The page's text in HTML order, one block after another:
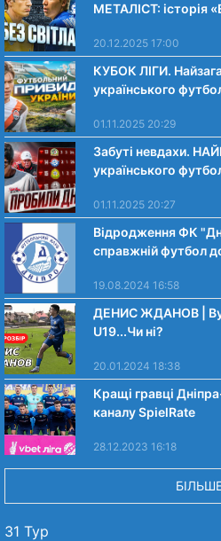
МЕТАЛІСТ: історія
20.12.2025 17:00
КУБОК ЛІГИ.
українського
01.11.2025 20:29
Забуті невдахи.
українського
01.11.2025 20:27
Відродження ФК
справжній футбол
19.08.2024 16:58
ДЕНИС ЖДАНОВ |
U19...Чи нi?
20.01.2024 18:38
Кращі гравці
каналу SpielRate
28.12.2023 16:18
31 Тур